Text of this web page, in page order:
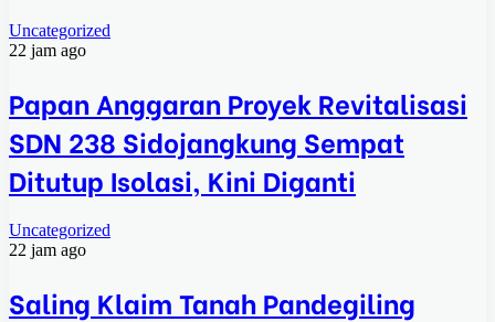
Uncategorized
22 jam ago
Papan Anggaran Proyek Revitalisasi
SDN 238 Sidojangkung Sempat
Ditutup Isolasi, Kini Diganti
Uncategorized
22 jam ago
Saling Klaim Tanah Pandegiling